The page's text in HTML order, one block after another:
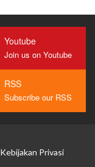
Youtube
Join us on Youtube
RSS
Subscribe our RSS
Kebijakan Privasi